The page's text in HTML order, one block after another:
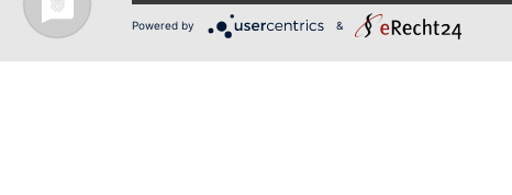
Powered by &